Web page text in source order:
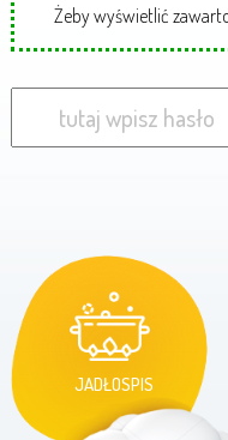
Żeby wyświetlić
JADŁOSPIS